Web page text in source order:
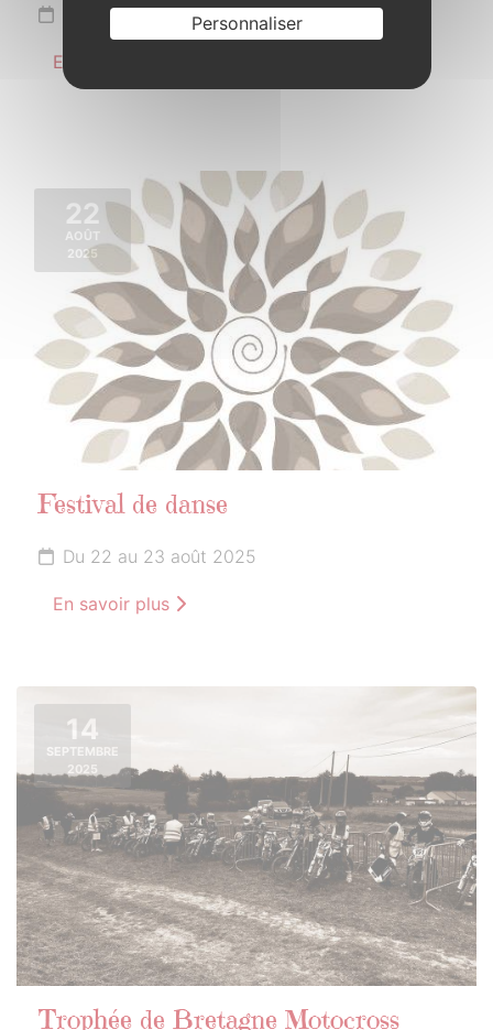
Dimanche 10 août 2025
En savoir plus
22
AOÛT
2025
Festival de danse
Du 22 au 23 août 2025
En savoir plus
14
SEPTEMBRE
2025
Trophée de Bretagne Motocross
Personnaliser